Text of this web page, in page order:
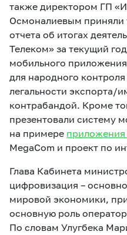
также директором ГП
Осмоналиевым приняли
отчета об итогах
Телеком» за текущий
мобильного
для народного
легальности экспорта/
контрабандой. Кроме
презентовали систему
на примере приложения
MegaCom и проект по
Глава Кабинета
цифровизация –
мировой экономики,
основную роль
По словам Улугбека